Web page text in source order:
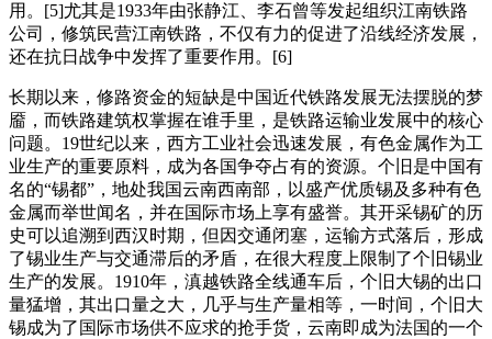
用。[5]尤其是1933年由张静江、李石曾等发起组织江南铁路
公司，修筑民营江南铁路，不仅有力的促进了沿线经济发展，
还在抗日战争中发挥了重要作用。[6]
长期以来，修路资金的短缺是中国近代铁路发展无法摆脱的梦
靥，而铁路建筑权掌握在谁手里，是铁路运输业发展中的核心
问题。19世纪以来，西方工业社会迅速发展，有色金属作为工
业生产的重要原料，成为各国争夺占有的资源。个旧是中国有
名的“锡都”，地处我国云南西南部，以盛产优质锡及多种有色
金属而举世闻名，并在国际市场上享有盛誉。其开采锡矿的历
史可以追溯到西汉时期，但因交通闭塞，运输方式落后，形成
了锡业生产与交通滞后的矛盾，在很大程度上限制了个旧锡业
生产的发展。1910年，滇越铁路全线通车后，个旧大锡的出口
量猛增，其出口量之大，几乎与生产量相等，一时间，个旧大
锡成为了国际市场供不应求的抢手货，云南即成为法国的一个